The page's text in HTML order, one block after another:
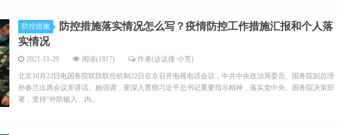
防控措施
防控措施落实情况怎么写？疫情防控工作措施汇报和个人落
实情况
2021-11-29 阅读(1817) 作者(达达搜·小芳)
北京10月22日电国务院联防联控机制22日在京召开电视电话会议，中共中央政治局委员、国务院副总理
孙春兰出席会议并讲话。她强调，要深入贯彻习近平总书记重要指示精神，落实党中央、国务院决策部
署，坚持“外防输入、内...